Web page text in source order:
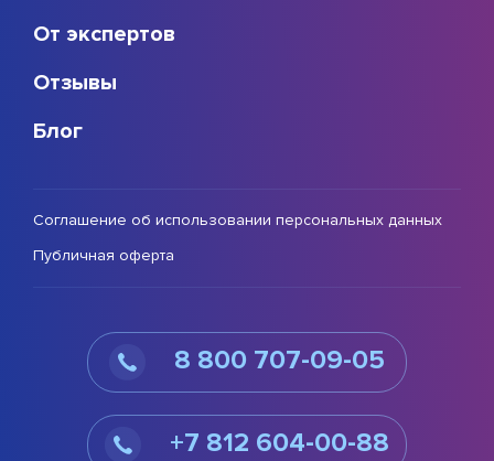
От экспертов
Отзывы
Блог
Соглашение об использовании персональных данных
Публичная оферта
8 800 707-09-05
+7 812 604-00-88